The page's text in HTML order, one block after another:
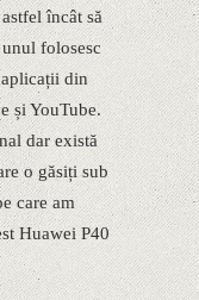
încât să
folosesc
din
și YouTube.
dar există
o găsiți sub
care am
Huawei P40